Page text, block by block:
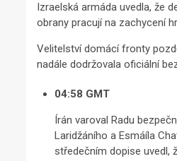
Izraelská armáda uvedla, že
obrany pracují na zachycení
Velitelství domácí fronty
nadále dodržovala oficiální
04:58 GMT
Írán varoval Radu
Laridžáního a Esmáíla
středečním dopise uvedl,